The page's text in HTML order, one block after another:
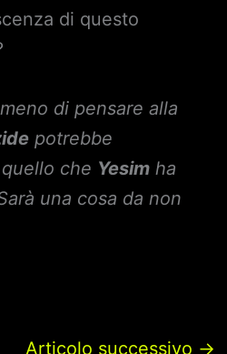
di questo
di pensare alla
potrebbe
che Yesimha
una cosa da non
Articolo successivo →